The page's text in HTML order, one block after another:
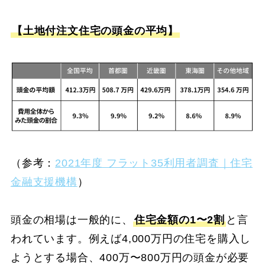
【土地付注文住宅の頭金の平均】
（参考： 2021年度 フラット35利用者調査｜住宅
金融支援機構 ）
頭金の相場は一般的に、 住宅金額の1〜2割 と言
われています。例えば4,000万円の住宅を購入し
ようとする場合、400万〜800万円の頭金が必要